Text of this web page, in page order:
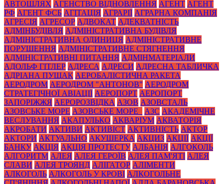
АВТОШЛЯХ АГЕНСТВО ВІДНОВЛЕННЯ АГЕНТ АГЕНТ
РФ АГЕНТ ФСБ АГІТАЦІЯ АГРАРІЇ АГРАРНА КОМПАНІЯ
АГРЕСІЯ АГРЕСОР АДВОКАТ АДЕКВАТНІСТЬ
АДМІНБУДІВЛЯ АДМІНІСТРАТИВНА БУДІВЛЯ
АДМІНІСТРАТИВНА ОДИНИЦЯ АДМІНІСТРАТИВНЕ
ПОРУШЕННЯ АДМІНІСТРАТИВНЕ СТЯГНЕННЯ
АДМІНІСТРАТИВНІ ПИТАННЯ АДМІНМАТЕРІАЛИ
АДОЛЬФ ГІТЛЕР АДРЕСА АДРЕСИ АДРЕСНА ТАБЛИЧКА
АДРІАНА ПУЩАК АЕРОБАЛІСТИЧНА РАКЕТА
АЕРОДРОМ АЕРОДРОМ "АНТОНОВ" АЕРОДРОМ
СТРАТЕГІЧНОЇ АВІАЦІЇ АЕРОПОРТ АЕРОПОРТ
ЗАПОРІЖЖЯ АЕРОРОЗВІДКА АЗОВ АЗОВСТАЛЬ
АЗОВСЬКЕ МОРЕ АЗОВСЬКЕ МОРЕ_ АЗС АКАДЕМІЧНЕ
ВЕСЛУВАННЯ АКАПУЛЬКО АКВАРІУМ АКВАТОРІЯ
АКРОБАТИ АКТИВИ АКТИВІСТ АКТИВНІСТЬ АКТОР
АКТОРИ АКТУАЛЬНО АКУШЕРКА АКЦИЗ АКЦІЇ АКЦІЇ
БАНКУ АКЦІЯ АКЦІЯ ПРОТЕСТУ АЛБАНІЯ АЛГОКОЛЬ
АЛГОРИТМ АЛЕЯ АЛЕЯ ГЕРОЇВ АЛЕЯ ПАМ'ЯТІ АЛЕЯ
СЛАВИ АЛЕЯ ТРОЯНД АЛІГАТОР АЛІМЕНТИ
АЛКОГОЛЬ АЛКОГОЛЬ У КРОВІ АЛКОГОЛЬНЕ